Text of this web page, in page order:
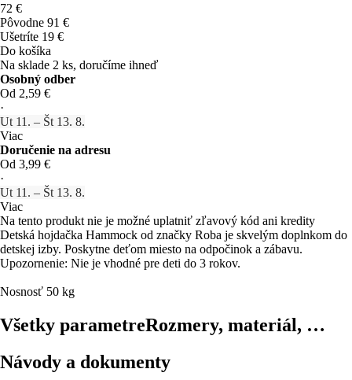
72 €
Pôvodne 91 €
Ušetríte 19 €
Do košíka
Na sklade 2 ks, doručíme ihneď
Osobný odber
Od 2,59 €
·
Ut 11. – Št 13. 8.
Viac
Doručenie na adresu
Od 3,99 €
·
Ut 11. – Št 13. 8.
Viac
Na tento produkt nie je možné uplatniť zľavový kód ani kredity
Detská hojdačka Hammock od značky Roba je skvelým doplnkom do
detskej izby. Poskytne deťom miesto na odpočinok a zábavu.
Upozornenie: Nie je vhodné pre deti do 3 rokov.
Nosnosť 50 kg
Všetky parametreRozmery, materiál, …
Návody a dokumenty